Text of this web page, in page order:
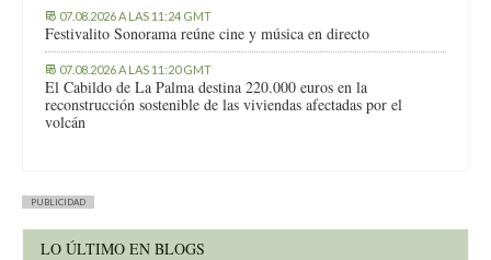
07.08.2026 A LAS 11:24 GMT
Festivalito Sonorama reúne cine y música en directo
07.08.2026 A LAS 11:20 GMT
El Cabildo de La Palma destina 220.000 euros en la
reconstrucción sostenible de las viviendas afectadas por el
volcán
PUBLICIDAD
LO ÚLTIMO EN BLOGS